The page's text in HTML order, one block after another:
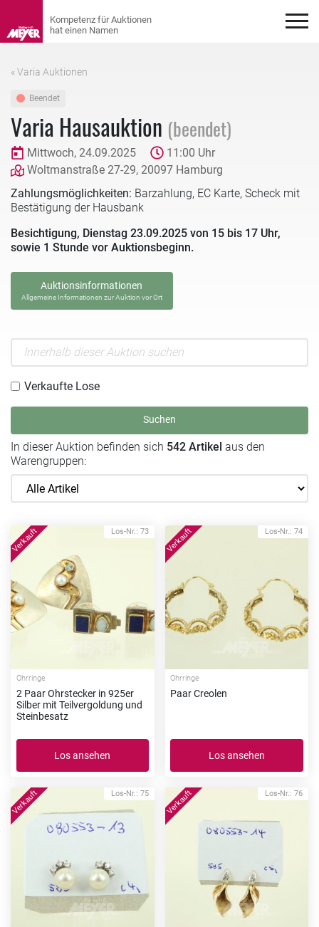
« Varia Auktionen
Beendet
Varia Hausauktion (beendet)
Mittwoch, 24.09.2025
11:00 Uhr
Woltmanstraße 27-29, 20097 Hamburg
Zahlungsmöglichkeiten: Barzahlung, EC Karte, Scheck mit
Bestätigung der Hausbank
Besichtigung, Dienstag 23.09.2025 von 15 bis 17 Uhr,
sowie 1 Stunde vor Auktionsbeginn.
Auktionsinformationen
Allgemeine Informationen zur Auktion vor Ort
Verkaufte Lose
Suchen
In dieser Auktion befinden sich 542 Artikel aus den
Warengruppen:
Los-Nr.: 73
Ohrringe
2 Paar Ohrstecker in 925er
Silber mit Teilvergoldung und
Steinbesatz
Los ansehen
Los-Nr.: 74
Ohrringe
Paar Creolen
Los ansehen
Los-Nr.: 75 Los-Nr.: 76